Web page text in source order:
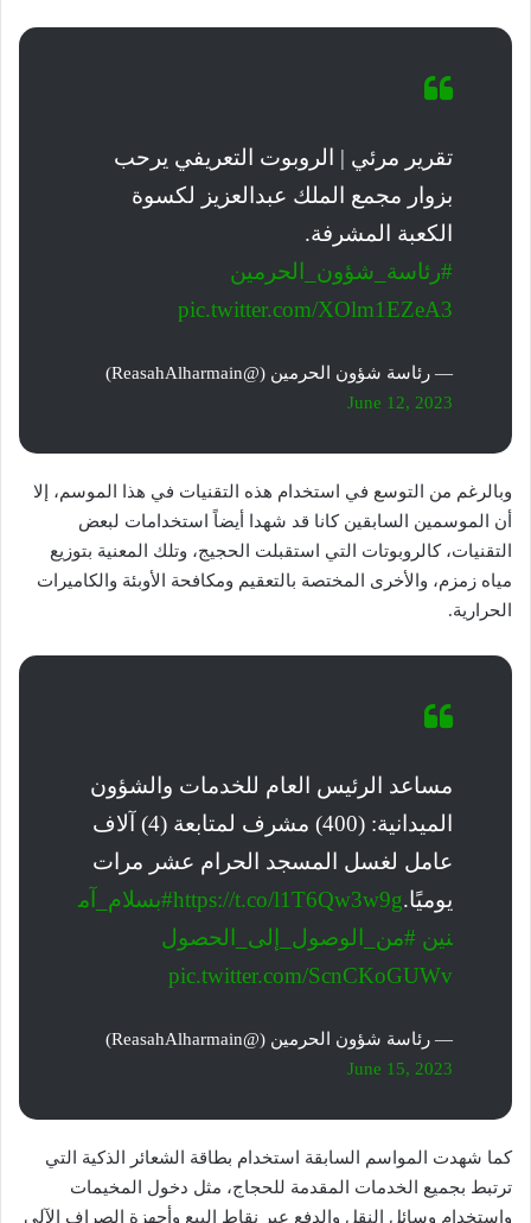
تقرير مرئي | الروبوت التعريفي يرحب
بزوار مجمع الملك عبدالعزيز لكسوة
الكعبة المشرفة.
#رئاسة_شؤون_الحرمين
pic.twitter.com/XOlm1EZeA3
— رئاسة شؤون الحرمين (@ReasahAlharmain)
June 12, 2023
وبالرغم من التوسع في استخدام هذه التقنيات في هذا الموسم، إلا
أن الموسمين السابقين كانا قد شهدا أيضاً استخدامات لبعض
التقنيات، كالروبوتات التي استقبلت الحجيج، وتلك المعنية بتوزيع
مياه زمزم، والأخرى المختصة بالتعقيم ومكافحة الأوبئة والكاميرات
الحرارية.
مساعد الرئيس العام للخدمات والشؤون
الميدانية: (400) مشرف لمتابعة (4) آلاف
عامل لغسل المسجد الحرام عشر مرات
يوميًا.https://t.co/l1T6Qw3w9g#بسلام_آم
نين #من_الوصول_إلى_الحصول
pic.twitter.com/ScnCKoGUWv
— رئاسة شؤون الحرمين (@ReasahAlharmain)
June 15, 2023
كما شهدت المواسم السابقة استخدام بطاقة الشعائر الذكية التي
ترتبط بجميع الخدمات المقدمة للحجاج، مثل دخول المخيمات
واستخدام وسائل النقل والدفع عبر نقاط البيع وأجهزة الصراف الآلي